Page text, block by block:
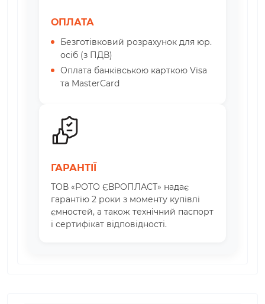
ОПЛАТА
Безготівковий розрахунок для юр.
осіб (з ПДВ)
Оплата банківською карткою Visa
та MasterCard
ГАРАНТІЇ
ТОВ «РОТО ЄВРОПЛАСТ» надає
гарантію 2 роки з моменту купівлі
ємностей, а також технічний паспорт
і сертифікат відповідності.